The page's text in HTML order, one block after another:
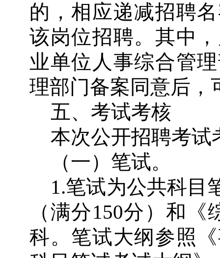
的，相应递减招聘
该岗位招聘。其中
业单位人事综合管
理部门备案同意后，
五、考试考核
本次公开招聘考试
（一）笔试。
1.笔试为公共科目
（满分150分）和《
科。笔试大纲参照